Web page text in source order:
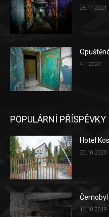
28.11.2021
4.1.2020
POPULÁRNÍ PŘÍSPĚVKY
Hotel
30.10.2020
14.10.2019